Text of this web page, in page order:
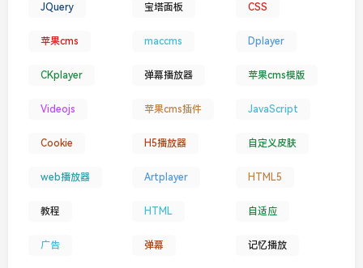
JQuery 宝塔面板 CSS
苹果cms maccms Dplayer
CKplayer 弹幕播放器 苹果cms模版
Videojs 苹果cms插件 JavaScript
Cookie H5播放器 自定义皮肤
web播放器 Artplayer HTML5
教程 HTML 自适应
广告 弹幕 记忆播放